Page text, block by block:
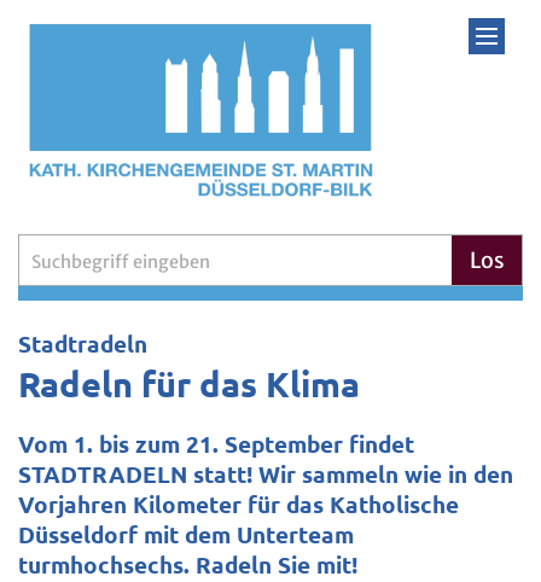
Suche Los
Stadtradeln
Radeln für das Klima
Vom 1. bis zum 21. September findet
STADTRADELN statt! Wir sammeln wie in den
Vorjahren Kilometer für das Katholische
Düsseldorf mit dem Unterteam
turmhochsechs. Radeln Sie mit!